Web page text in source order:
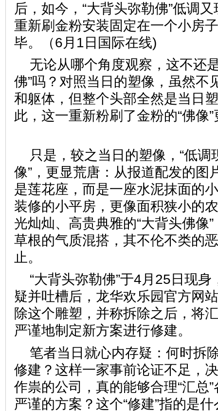
后，如今，“大背头弥勒佛”低调
重新刷金粉安装固定在一个小房
毕。（6月1日国际在线)
无论从哪个角度观察，这不还
佛”吗？对照当日的塑像，虽然不
和躯体，但整个头部全然是当日
此，这一重新粉刷了金粉的“佛
只是，较之当日的塑像，“低调
像”，更显荒唐：从报道配发的图
是莲花座，而是一座水泥抹面的
装修的小平房，更像面积狭小的
光灿灿、高贵典雅的“大背头佛像
草根的气质混搭，其不伦不类的
止。
“大背头弥勒佛”于4月25日现
疑并吐槽后，龙华欢乐园官方网
除这个雕塑，并称拆除之后，将
严谨地制定新方案进行修建
笔者当日就心内存疑：何时拆
修建？这样一家事前论证不足，
作祟的公司，真的能够合理“汇总
严谨的方案？这个“修建”指的是